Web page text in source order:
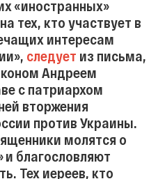
«иностранных»
тех, кто участвует в
интересам
следует из письма,
Андреем
с патриархом
вторжения
против Украины.
молятся о
и благословляют
Тех иереев, кто